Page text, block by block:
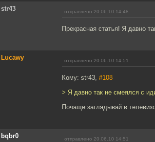
str43 отправлено 20.06.10 14:48
Прекрасная статья! Я давно
Lucawy отправлено 20.06.10 14:51
Кому: str43, #108
> Я давно так не смеялся с
Почаще заглядывай в
bqbr0 отправлено 20.06.10 14:51